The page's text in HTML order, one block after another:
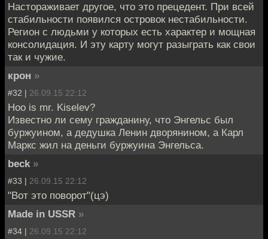
Настораживает другое, что это прецедент. При всей
стабильности появился островок нестабильности.
Регион с людьми у которых есть характер и мощная
консолидация. И эту карту могут разыграть как свои
так и чужие.
крон »
#32 | 26.09.15 22:12
Hoo is mr. Kiselev?
Известно ли сему гражданину, что Энгельс был
буржуином, а дедушка Ленин дворянином, а Карл
Маркс жил на деньги буржуина Энгельса.
beck »
#33 | 26.09.15 22:12
"Вот это поворот"(цэ)
Made in USSR »
#34 | 26.09.15 22:12